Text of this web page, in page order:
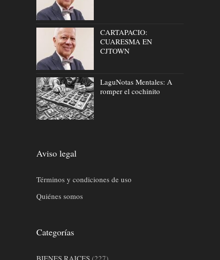
CARTAPACIO:
CUARESMA EN
CJTOWN
LaguNotas Mentales: A
romper el cochinito
Aviso legal
Términos y condiciones de uso
Quiénes somos
Categorías
BIENES RAICES (227)